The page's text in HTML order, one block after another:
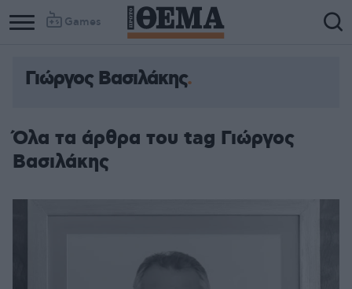
Games
Γιώργος Βασιλάκης
Όλα τα άρθρα του tag Γιώργος
Βασιλάκης